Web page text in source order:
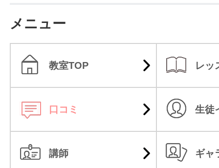
メニュー
教室TOP レッ
口コミ 生徒
講師 ギャ